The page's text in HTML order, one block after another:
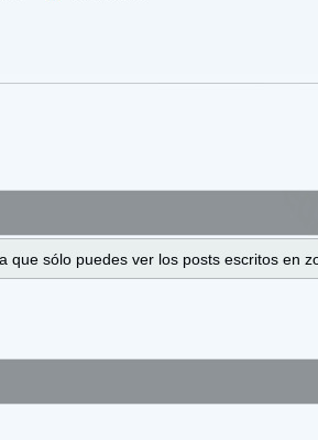
sólo puedes ver los posts escritos en